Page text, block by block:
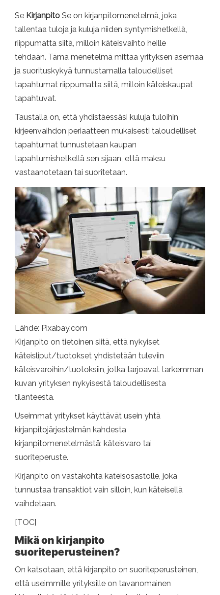
Se Kirjanpito Se on kirjanpitomenetelmä, joka
tallentaa tuloja ja kuluja niiden syntymishetkellä,
riippumatta siitä, milloin käteisvaihto heille
tehdään. Tämä menetelmä mittaa yrityksen asemaa
ja suorituskykyä tunnustamalla taloudelliset
tapahtumat riippumatta siitä, milloin käteiskaupat
tapahtuvat.
Taustalla on, että yhdistäessäsi kuluja tuloihin
kirjeenvaihdon periaatteen mukaisesti taloudelliset
tapahtumat tunnustetaan kaupan
tapahtumishetkellä sen sijaan, että maksu
vastaanotetaan tai suoritetaan.
Lähde: Pixabay.com
Kirjanpito on tietoinen siitä, että nykyiset
käteisliput/tuotokset yhdistetään tuleviin
käteisvaroihin/tuotoksiin, jotka tarjoavat tarkemman
kuvan yrityksen nykyisestä taloudellisesta
tilanteesta.
Useimmat yritykset käyttävät usein yhtä
kirjanpitojärjestelmän kahdesta
kirjanpitomenetelmästä: käteisvaro tai
suoriteperuste.
Kirjanpito on vastakohta käteisosastolle, joka
tunnustaa transaktiot vain silloin, kun käteisellä
vaihdetaan.
[TOC]
Mikä on kirjanpito
suoriteperusteinen?
On katsotaan, että kirjanpito on suoriteperusteinen,
että useimmille yrityksille on tavanomainen